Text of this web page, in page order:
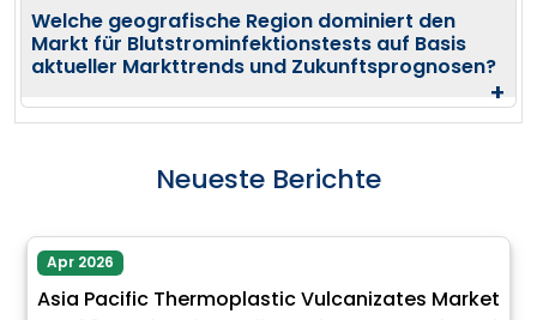
Welche geografische Region dominiert den
Markt für Blutstrominfektionstests auf Basis
aktueller Markttrends und Zukunftsprognosen?
+
Neueste Berichte
Apr 2026
Asia Pacific Thermoplastic Vulcanizates Market